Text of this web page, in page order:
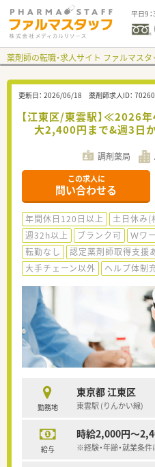
平日9
薬剤師の転職・求人サイト ファルマスタ
更新日： 2026/06/18 薬剤師求人ID：
【江東区/東雲駅】≪2026
大2,400円まで&週3日
調剤薬局
この求人に
問い合わせる
年間休日120日以上 土日休み(
週32h以上
ブランク可 Ｗワ
転勤なし
認定薬剤師取得支援
大手チェーン以外
ヘルプ体制
勤務地
東京都 江東区
東雲駅 (りんかい線)
給与
時給2,000円～
※経験・年齢・就業条